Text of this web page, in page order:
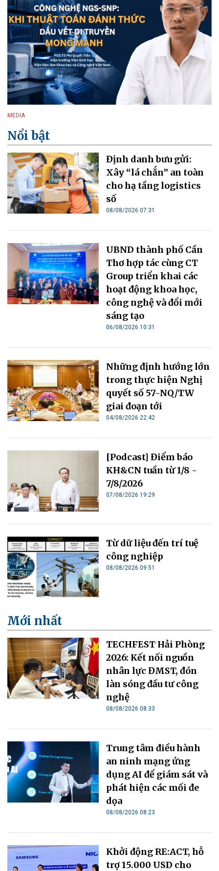
MEDIA
Nổi bật
Định danh bưu gửi:
Xây “lá chắn” an toàn
cho hạ tầng logistics
số
08/08/2026 07:31
UBND thành phố Cần
Thơ hợp tác cùng CT
Group triển khai các
hoạt động khoa học,
công nghệ và đổi mới
sáng tạo
06/08/2026 10:31
Những định hướng lớn
trong thực hiện Nghị
quyết số 57-NQ/TW
giai đoạn tới
04/08/2026 22:42
[Podcast] Điểm báo
KH&CN tuần từ 1/8 -
7/8/2026
07/08/2026 19:29
Từ dữ liệu đến trí tuệ
công nghiệp
08/08/2026 09:51
Mới nhất
TECHFEST Hải Phòng
2026: Kết nối nguồn
nhân lực ĐMST, đón
làn sóng đầu tư công
nghệ
08/08/2026 08:33
Trung tâm điều hành
an ninh mạng ứng
dụng AI để giám sát và
phát hiện các mối đe
dọa
08/08/2026 08:23
Khởi động RE:ACT, hỗ
trợ 15.000 USD cho